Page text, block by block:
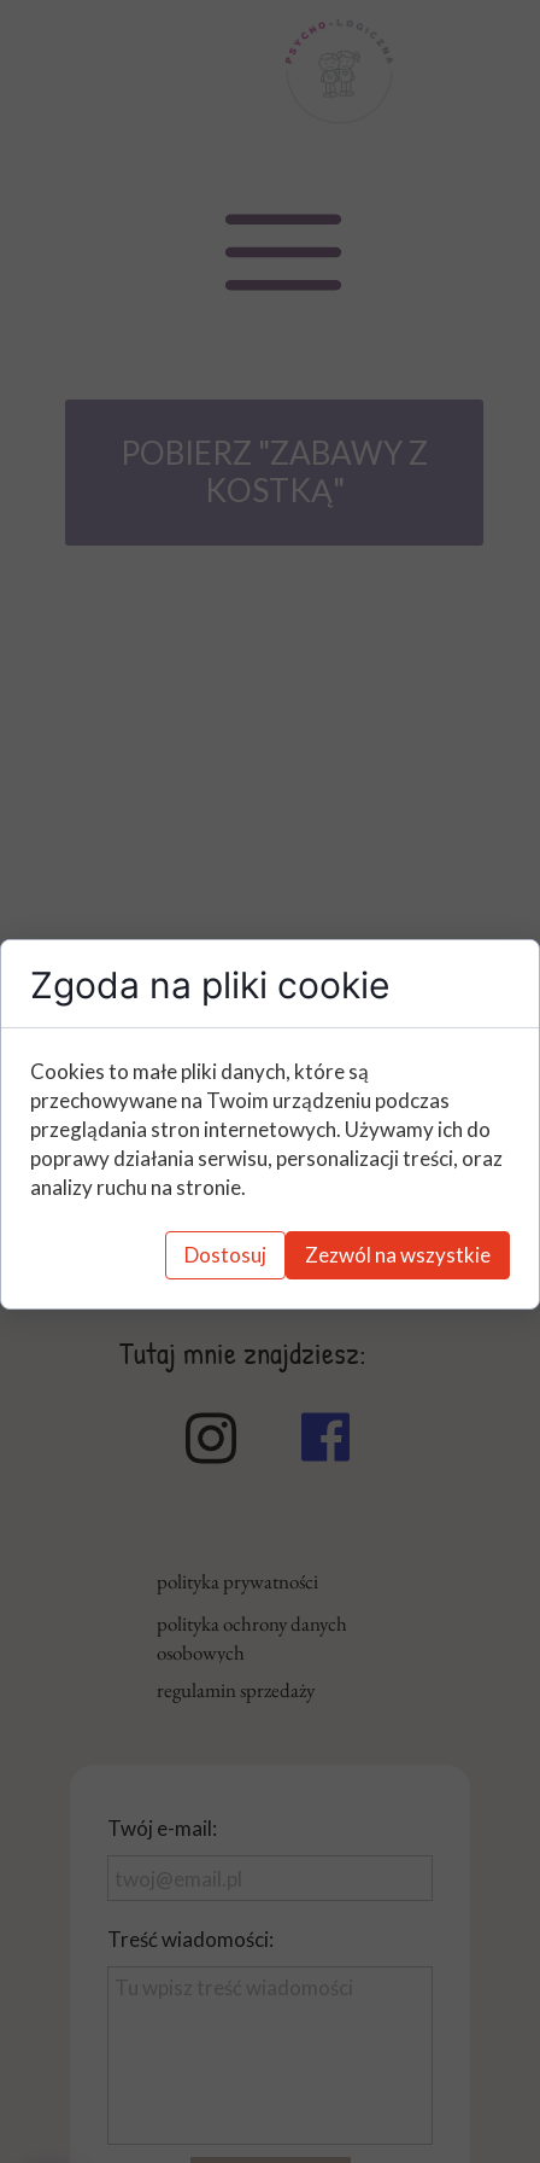
POBIERZ "ZABAWY Z
KOSTKĄ"
Tutaj mnie znajdziesz:
regulamin sprzedaży
polityka prywatności
polityka ochrony danych
osobowych
Twój e-mail:
Treść wiadomości:
Zgoda na pliki cookie
Cookies to małe pliki danych, które są
przechowywane na Twoim urządzeniu podczas
przeglądania stron internetowych. Używamy ich do
poprawy działania serwisu, personalizacji treści, oraz
analizy ruchu na stronie.
Dostosuj Zezwól na wszystkie